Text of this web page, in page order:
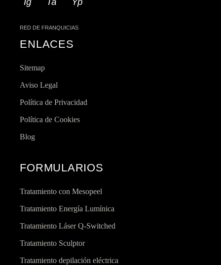
RED DE FRANQUICIAS
ENLACES
Sitemap
Aviso Legal
Política de Privacidad
Política de Cookies
Blog
FORMULARIOS
Tratamiento con Mesopeel
Tratamiento Energía Lumínica
Tratamiento Láser Q-Switched
Tratamiento Sculptor
Tratamiento depilación eléctrica